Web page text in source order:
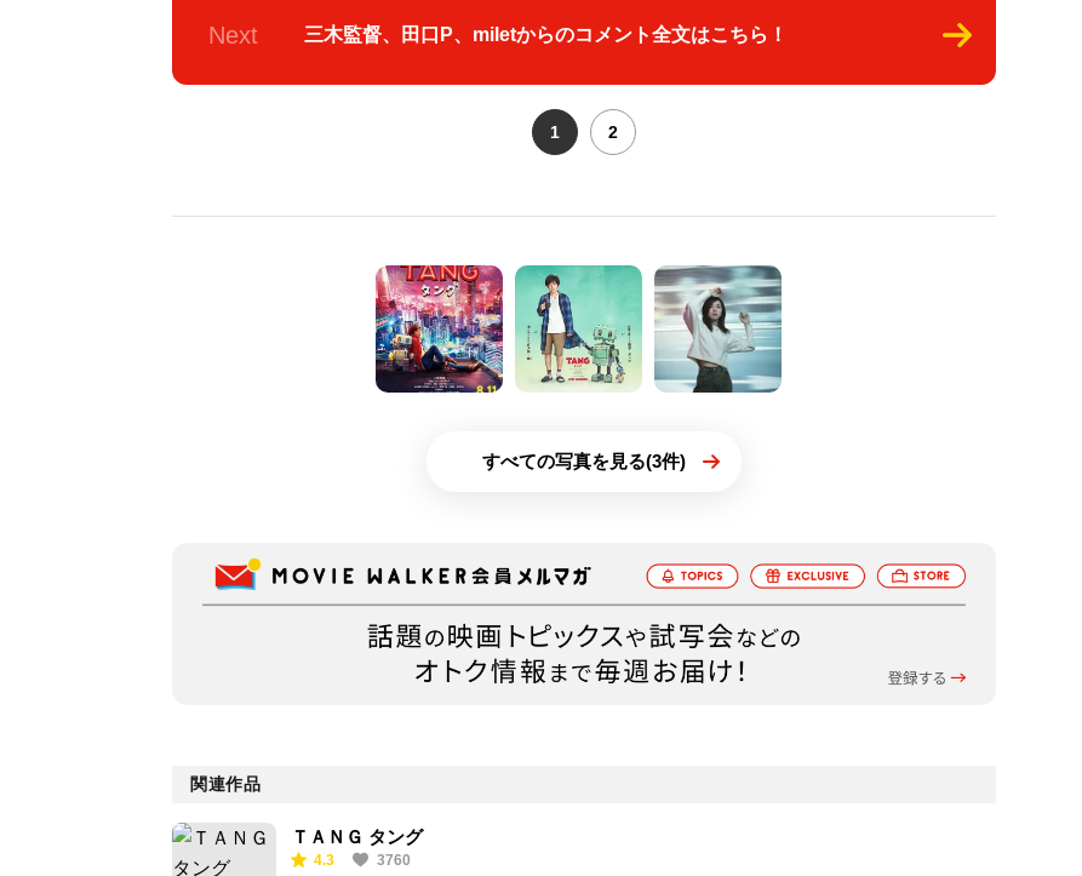
Next 三木監督、田口P、miletからのコメント全文はこちら！
1 2
すべての写真を見る(3件)
関連作品
ＴＡＮＧ タング
4.3 3760